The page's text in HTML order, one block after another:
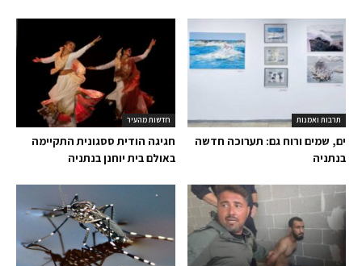
חדשות מהעיר
חגיגה הודית ססגונית התקיימה
באולם בית יוחנן בנתניה
תרבות ואמנות
ים, שמים ורוח גם: תערוכה חדשה
בנתניה